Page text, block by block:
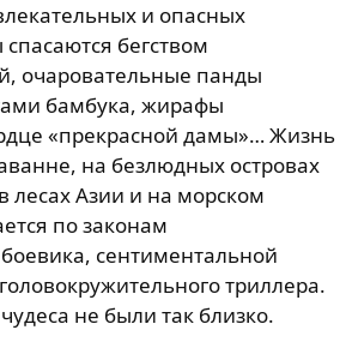
и опасных
бегством
очаровательные панды
бамбука, жирафы
«прекрасной дамы»… Жизнь
на безлюдных островах
лесах Азии и на морском
по законам
сентиментальной
триллера.
не были так близко.